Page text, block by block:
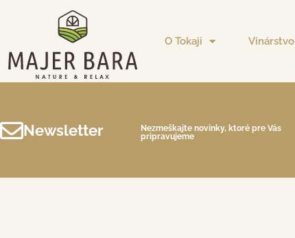
O Tokaji Vinárstvo
Newsletter
Nezmeškajte novinky, ktoré pre Vás
pripravujeme